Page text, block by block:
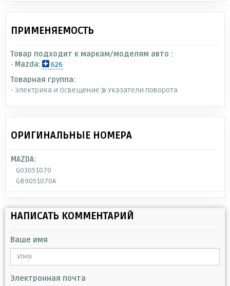
ПРИМЕНЯЕМОСТЬ
Товар подходит к маркам/моделям авто :
- Mazda:
626
Товарная группа:
- Электрика и Освещение
Указатели поворота
ОРИГИНАЛЬНЫЕ НОМЕРА
MAZDA:
G03051070
GB9051070A
НАПИСАТЬ КОММЕНТАРИЙ
Ваше имя
Электронная почта